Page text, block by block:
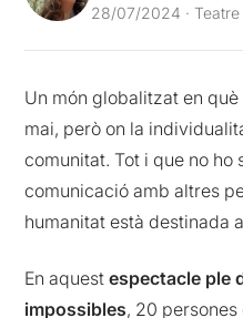
28/07/2024 · Teatre
Un món globalitzat en
mai, però on la
comunitat. Tot i que no ho
comunicació amb altres
humanitat està destinada
En aquestespectacle ple
impossibles, 20